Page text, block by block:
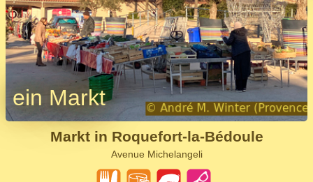
ein Markt
Markt in Roquefort-la-Bédoule
Avenue Michelangeli